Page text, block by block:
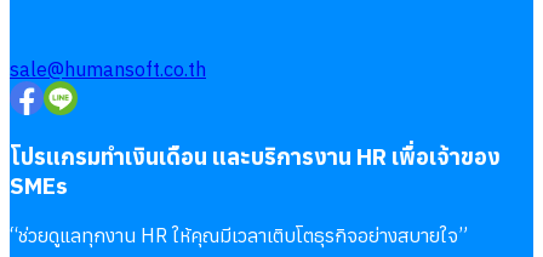
sale@humansoft.co.th
โปรแกรมทำเงินเดือน และบริการงาน HR เพื่อเจ้าของ
SMEs
“ช่วยดูแลทุกงาน HR ให้คุณมีเวลาเติบโตธุรกิจอย่างสบายใจ”